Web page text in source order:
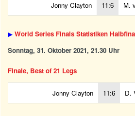
Jonny Clayton 11:6 M.
▶ World Series Finals Statistiken
Sonntag, 31. Oktober 2021, 21.30 Uhr
Finale, Best of 21 Legs
Jonny Clayton 11:6 D.